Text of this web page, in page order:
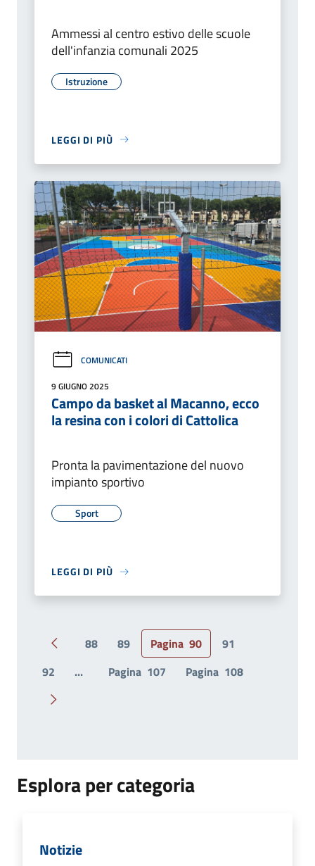
Ammessi al centro estivo delle scuole
dell'infanzia comunali 2025
Istruzione
LEGGI DI PIÙ
COMUNICATI
9 GIUGNO 2025
Campo da basket al Macanno, ecco
la resina con i colori di Cattolica
Pronta la pavimentazione del nuovo
impianto sportivo
Sport
LEGGI DI PIÙ
Pagina precedente
88 89 Pagina 90
91
92
... Pagina 107 Pagina 108
Pagina successiva
Esplora per categoria
Notizie